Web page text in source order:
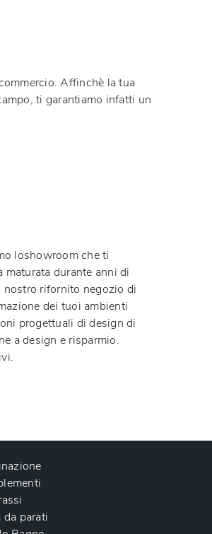
Affinchè la tua
ti garantiamo infatti un
loshowroom che ti
durante anni di
nostro rifornito negozio di
dei tuoi ambienti
progettuali di design di
a design e risparmio.
da parati